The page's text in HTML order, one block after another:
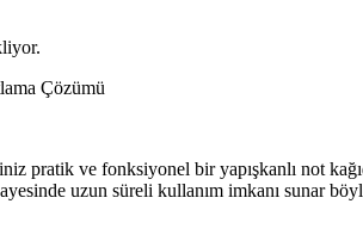
Çözümü
pratik ve fonksiyonel bir yapışkanlı not
uzun süreli kullanım imkanı sunar